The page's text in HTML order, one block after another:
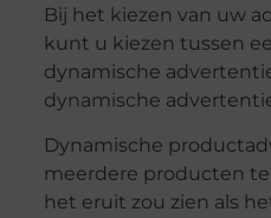
Bij het kiezen van uw
kunt u kiezen tussen
dynamische
dynamische
Dynamische
meerdere producten
het eruit zou zien als